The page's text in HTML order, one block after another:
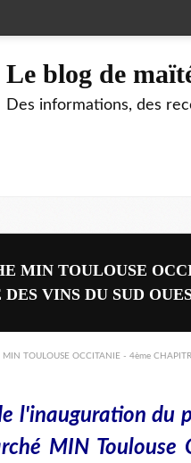
Le blog de
Des informations, des
MIN TOULOUSE
VINS DU SUD
l'inauguration du
MIN Toulouse